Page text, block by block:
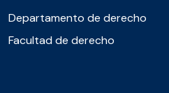
Departamento de derecho
Facultad de derecho